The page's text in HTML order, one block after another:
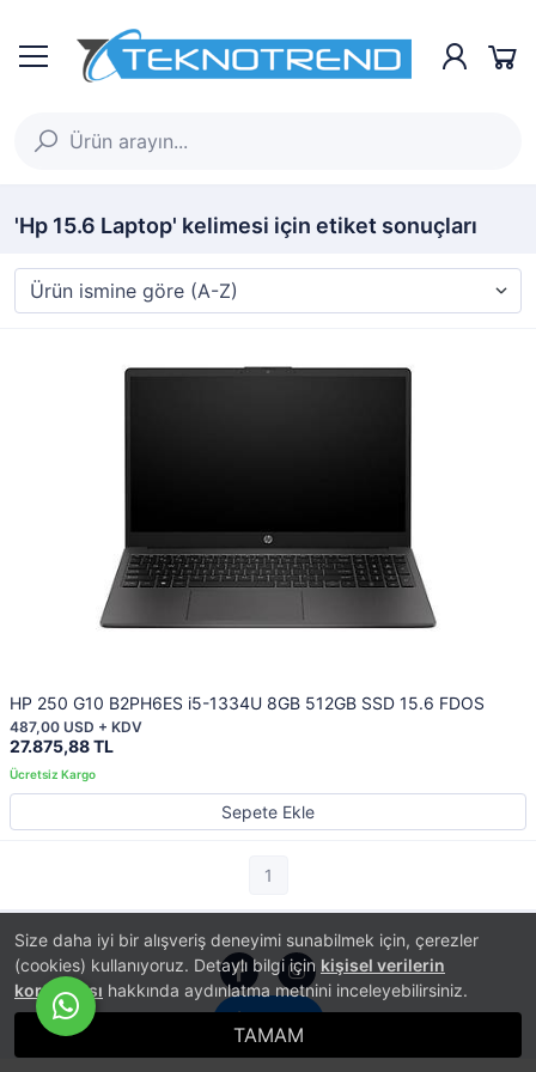
Size daha iyi bir alışveriş deneyimi sunabilmek için, çerezler
(cookies) kullanıyoruz. Detaylı bilgi için kişisel verilerin
korunması hakkında aydınlatma metnini inceleyebilirsiniz.
TAMAM
'Hp 15.6 Laptop' kelimesi için etiket sonuçları
HP 250 G10 B2PH6ES i5-1334U 8GB 512GB SSD 15.6 FDOS
27.875,88 TL
487,00 USD + KDV
Sepete Ekle
1
İletişim
PlatinMarket E-Ticaret Sistemi